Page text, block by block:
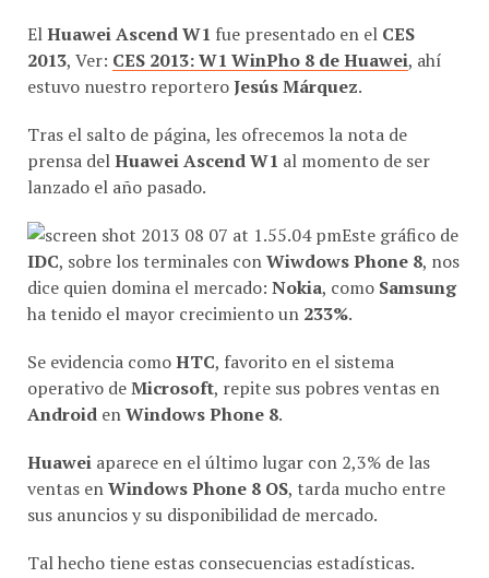
El Huawei Ascend W1 fue presentado en el CES
2013, Ver: CES 2013: W1 WinPho 8 de Huawei, ahí
estuvo nuestro reporteroJesús Márquez.
Tras el salto de página, les ofrecemos la nota de
prensa del Huawei Ascend W1 al momento de ser
lanzado el año pasado.
Este gráfico de
IDC, sobre los terminales con Wiwdows Phone 8, nos
dice quien domina el mercado: Nokia, como Samsung
ha tenido el mayor crecimiento un 233%.
Se evidencia comoHTC, favorito en el sistema
operativo deMicrosoft, repite sus pobres ventas en
Android en Windows Phone 8.
Huawei aparece en el último lugar con 2,3% de las
ventas en Windows Phone 8 OS, tarda mucho entre
sus anuncios y su disponibilidad de mercado.
Tal hecho tiene estas consecuencias estadísticas.